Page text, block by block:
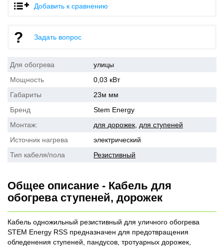
Добавить к сравнению
Задать вопрос
Для обогрева
улицы
Мощность
0,03 кВт
Габариты
23м мм
Бренд
Stem Energy
Монтаж:
для дорожек для ступеней
Источник нагрева
электрический
Тип кабеля/пола
Резистивный
Общее описание - Кабель для
обогрева ступеней, дорожек
Кабель одножильный резистивный для уличного обогрева
STEM Energy RSS предназначен для предотвращения
обледенения ступеней, пандусов, тротуарных дорожек,